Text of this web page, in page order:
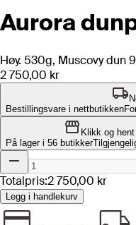
Aurora
Høy. 530g, Muscovy dun
2 750,00 kr
Bestillingsvare i nettbutikken
Klikk og hent
På lager i 56 butikker
Totalpris:2 750,00 kr
Legg i handlekurv